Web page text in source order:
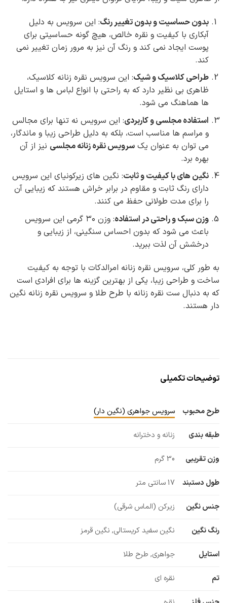
بدون حساسیت و بدون تغییر رنگ: این سرویس به دلیل
آبکاری با کیفیت و نقره خالص، هیچ گونه حساسیتی برای
پوست ایجاد نمی کند و رنگ آن نیز به مرور زمان تغییر نمی
کند.
طراحی کلاسیک و شیک: این سرویس نقره زنانه کلاسیک،
ظاهری بی نظیر دارد که به راحتی با انواع لباس ها و استایل
ها هماهنگ می شود.
استفاده مجلسی و کاربردی: این سرویس نه تنها برای مجالس
و مراسم ها مناسب است، بلکه به دلیل طراحی زیبا و ماندگار،
می توان به عنوان یک سرویس نقره زنانه مجلسی نیز از آن
بهره برد.
نگین های با کیفیت و ثابت: نگین های زیرکونیای این سرویس
دارای رنگ ثابت و مقاوم در برابر خراش هستند که زیبایی آن
را برای مدت طولانی حفظ می کنند.
وزن سبک و راحتی در استفاده
: وزن ۳۰ گرمی این سرویس
باعث می شود که بدون احساس سنگینی، از زیبایی و
درخشش آن لذت ببرید.
به طور کلی، سرویس نقره زنانه امرالدکات با توجه به کیفیت
ساخت و طراحی زیبا، یکی از بهترین گزینه ها برای افرادی است
که به دنبال ست نقره زنانه با طرح طلا و سرویس نقره زنانه نگین
دار هستند.
توضیحات تکمیلی
طرح محبوب سرویس جواهری (نگین دار)
طبقه بندی زنانه و دخترانه
وزن تقریبی 30 گرم
طول دستبند 17 سانتی متر
جنس نگین زیرکن (الماس شرقی)
رنگ نگین نگین سفید کریستالی, نگین قرمز
استایل جواهری, طرح طلا
تم نقره ای